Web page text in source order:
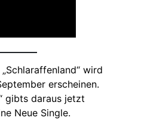
wird
erscheinen.
gibts daraus jetzt
Neue Single.